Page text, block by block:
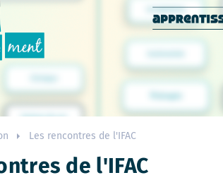
Les rencontres de l'IFAC
de l'IFAC